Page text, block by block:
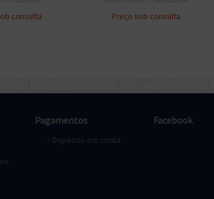
consulta
Preço sob consulta
Pagamentos
» Depósito em conta
Facebook